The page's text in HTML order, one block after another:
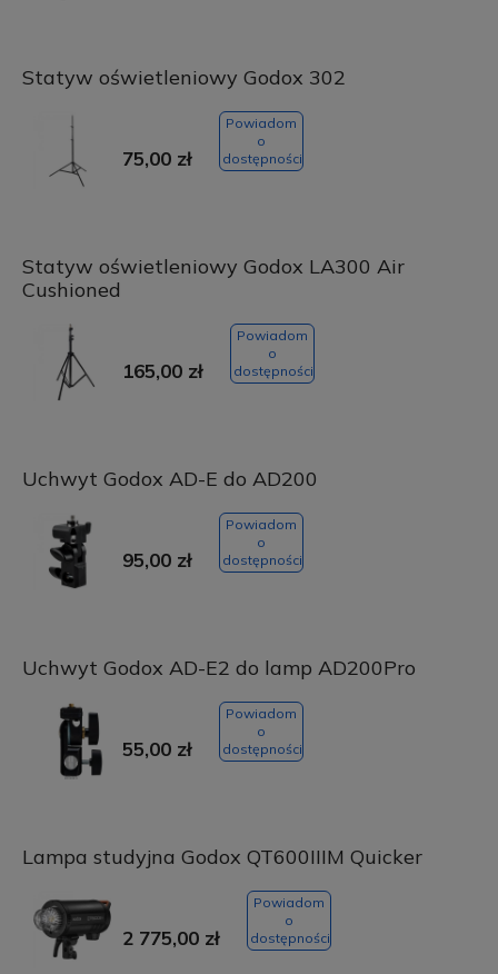
Statyw oświetleniowy Godox 302
75,00 zł
Powiadom
o
dostępności
Statyw oświetleniowy Godox LA300 Air
Cushioned
165,00 zł
Powiadom
o
dostępności
Uchwyt Godox AD-E do AD200
95,00 zł
Powiadom
o
dostępności
Uchwyt Godox AD-E2 do lamp AD200Pro
55,00 zł
Powiadom
o
dostępności
Lampa studyjna Godox QT600IIIM Quicker
2 775,00 zł
Powiadom
o
dostępności